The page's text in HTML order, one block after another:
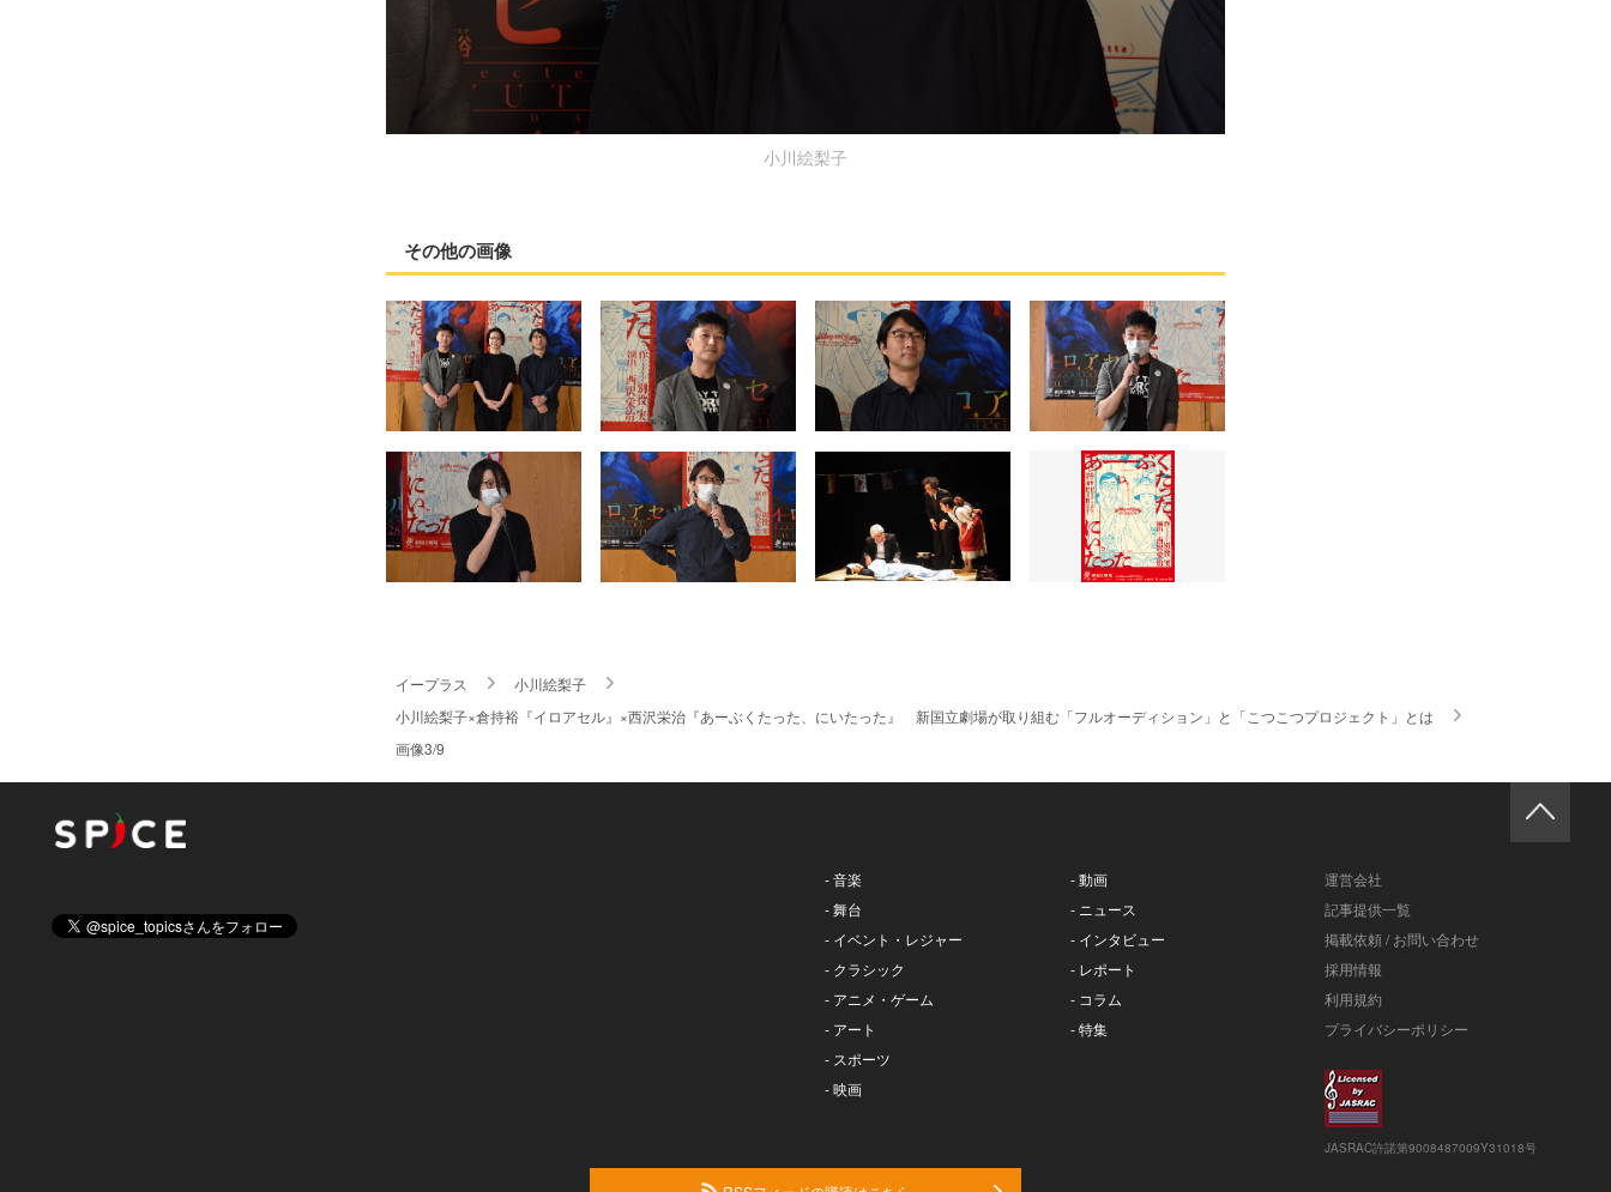
小川絵梨子
その他の画像
イープラス
小川絵梨子
小川絵梨子×倉持裕『イロアセル』×西沢栄治『あーぶくたった、にいたった』 新国立劇場が取り組む「フルオーディション」と「こつこつプロジェクト」とは
画像3/9
- 音楽
- 舞台
- イベント・レジャー
- クラシック
- アニメ・ゲーム
- アート
- スポーツ
- 映画
- 動画
- ニュース
- インタビュー
- レポート
- コラム
- 特集
運営会社
記事提供一覧
掲載依頼 / お問い合わせ
採用情報
利用規約
プライバシーポリシー
JASRAC許諾第9008487009Y31018号